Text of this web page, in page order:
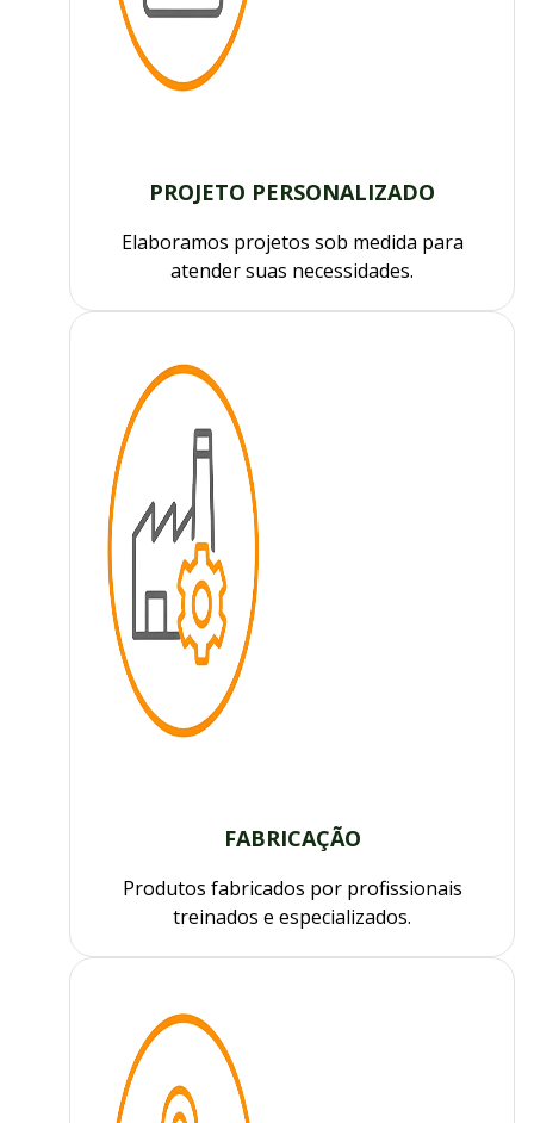
PROJETO PERSONALIZADO
Elaboramos projetos sob medida para
atender suas necessidades.
FABRICAÇÃO
Produtos fabricados por profissionais
treinados e especializados.